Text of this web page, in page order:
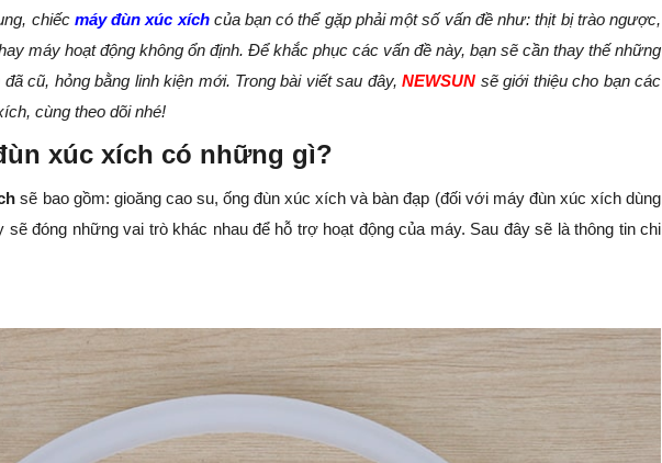
chiếc máy đùn xúc xíchcủa bạn có thể gặp phải một số vấn đề như: thịt bị trào ngược,
máy hoạt động không ổn định. Để khắc phục các vấn đề này, bạn sẽ cần thay thế những
cũ, hỏng bằng linh kiện mới. Trong bài viết sau đây,NEWSUN sẽ giới thiệu cho bạn các
cùng theo dõi nhé!
xúc xích có những gì?
sẽ bao gồm: gioăng cao su, ống đùn xúc xích và bàn đạp (đối với máy đùn xúc xích dùng
sẽ đóng những vai trò khác nhau để hỗ trợ hoạt động của máy. Sau đây sẽ là thông tin chi